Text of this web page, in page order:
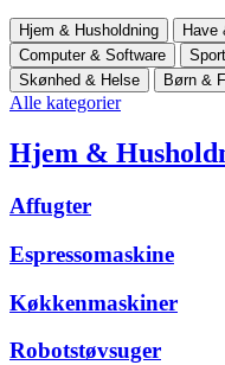
Hjem & Husholdning Have
Computer & Software
Skønhed & Helse
Børn &
Alle kategorier
Hjem &
Affugter
Espressomaskine
Køkkenmaskiner
Robotstøvsuger